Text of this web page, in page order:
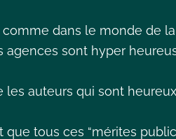
comme dans le monde de
agences sont hyper
les auteurs qui sont
que tous ces “mérites